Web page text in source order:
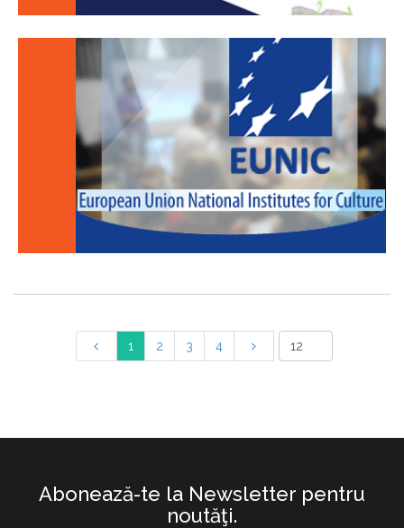
1 2 3 4
Abonează-te la Newsletter pentru
noutăţi.